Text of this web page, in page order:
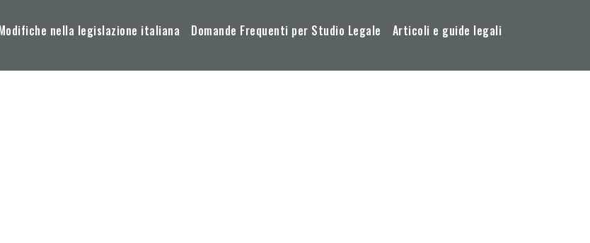
nella legislazione italiana Domande Frequenti per Studio Legale Articoli e guide legali